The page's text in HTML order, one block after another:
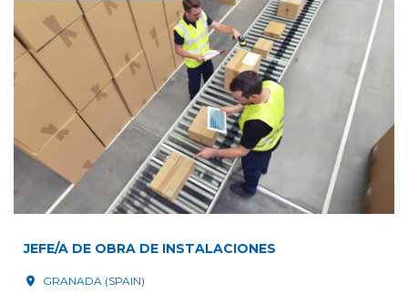
JEFE/A DE OBRA DE INSTALACIONES
GRANADA (SPAIN)